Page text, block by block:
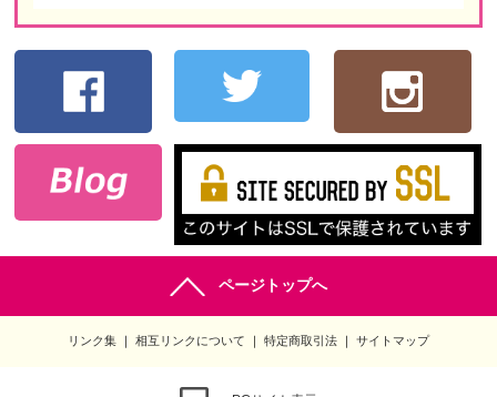
ページトップへ
リンク集 相互リンクについて 特定商取引法 サイトマップ